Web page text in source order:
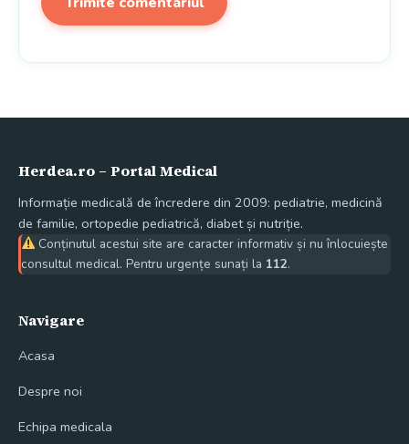
Herdea.ro – Portal Medical
Informație medicală de încredere din 2009: pediatrie, medicină
de familie, ortopedie pediatrică, diabet și nutriție.
Conținutul acestui site are caracter informativ și nu înlocuiește
consultul medical. Pentru urgențe sunați la 112.
Navigare
Acasa
Despre noi
Echipa medicala